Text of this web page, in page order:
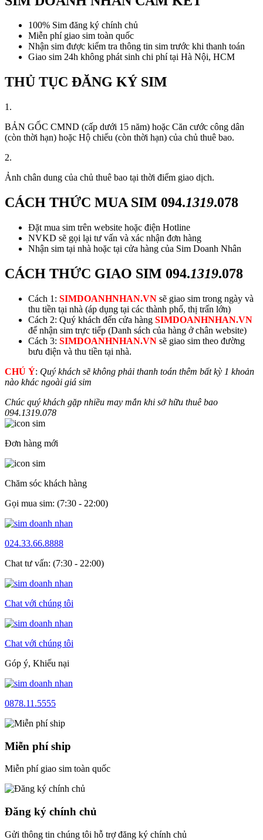
100% Sim đăng ký chính chủ
Miễn phí giao sim toàn quốc
Nhận sim được kiểm tra thông tin sim trước khi thanh toán
Giao sim 24h không phát sinh chi phí tại Hà Nội, HCM
THỦ TỤC ĐĂNG KÝ SIM
1.
BẢN GỐC CMND (cấp dưới 15 năm) hoặc Căn cước công dân
(còn thời hạn) hoặc Hộ chiếu (còn thời hạn) của chủ thuê bao.
2.
Ảnh chân dung của chủ thuê bao tại thời điểm giao dịch.
CÁCH THỨC MUA SIM 094.1319.078
Đặt mua sim trên website hoặc điện Hotline
NVKD sẽ gọi lại tư vấn và xác nhận đơn hàng
Nhận sim tại nhà hoặc tại cửa hàng của Sim Doanh Nhân
CÁCH THỨC GIAO SIM 094.1319.078
Cách 1: SIMDOANHNHAN.VN sẽ giao sim trong ngày và
thu tiền tại nhà (áp dụng tại các thành phố, thị trấn lớn)
Cách 2: Quý khách đến cửa hàng SIMDOANHNHAN.VN
để nhận sim trực tiếp (Danh sách của hàng ở chân website)
Cách 3: SIMDOANHNHAN.VN sẽ giao sim theo đường
bưu điện và thu tiền tại nhà.
CHÚ Ý: Quý khách sẽ không phải thanh toán thêm bất kỳ 1 khoản
nào khác ngoài giá sim
Chúc quý khách gặp nhiều may mắn khi sở hữu thuê bao
094.1319.078
Đơn hàng mới
Chăm sóc khách hàng
Gọi mua sim: (7:30 - 22:00)
024.33.66.8888
Chat tư vấn: (7:30 - 22:00)
Chat với chúng tôi
Chat với chúng tôi
Góp ý, Khiếu nại
0878.11.5555
Miễn phí ship
Miễn phí giao sim toàn quốc
Đăng ký chính chủ
Gửi thông tin chúng tôi hỗ trợ đăng ký chính chủ